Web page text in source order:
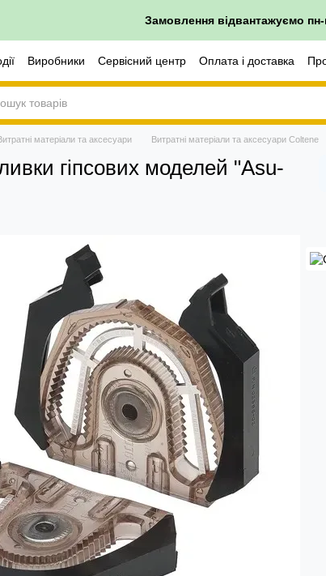
Замовлення відвантажуємо пн-
Виробники Сервісний центр Оплата і доставка
матеріали та аксесуари Витратні матеріали та аксесуари Coltene
гіпсових моделей "Asu-